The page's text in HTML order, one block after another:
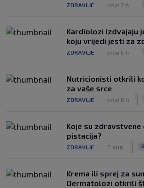
ZDRAVLJE prije 2 h
Kardiolozi izdvajaju
koju vrijedi jesti za
ZDRAVLJE prije 5 h
Nutricionisti otkrili
za vaše srce
ZDRAVLJE prije 8 h
Koje su
pistacija?
ZDRAVLJE 7. aug. 0
Krema ili sprej za
Dermatolozi otkrili